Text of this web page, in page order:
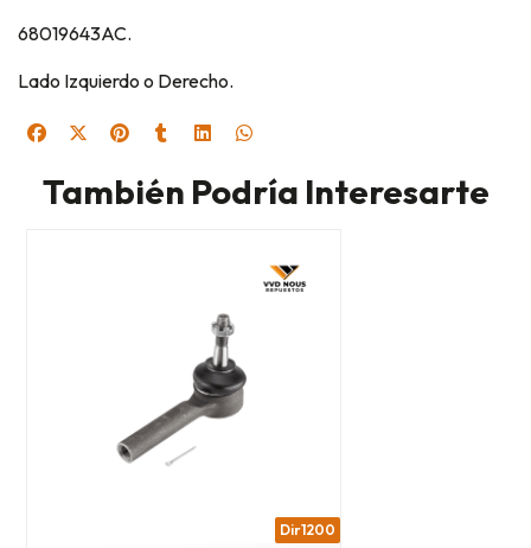
68019643AC.
Lado Izquierdo o Derecho.
También Podría Interesarte
Dir1200